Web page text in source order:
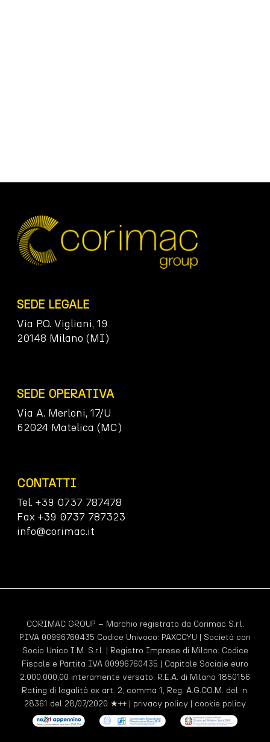
SEDE LEGALE
Via P.O. Vigliani, 19
20148 Milano (MI)
SEDE OPERATIVA
Via A. Merloni, 17/U
62024 Matelica (MC)
CONTATTI
Tel. +39 0737 787478
Fax +39 0737 787323
info@corimac.it
CORIMAC GROUP – Marchio registrato da Corimac S.r.l.
P.IVA 00996760435 Codice Univoco: PAXCCYU | Società con
Socio Unico I.M. S.r.l. | Registro Imprese di Milano: Codice
Fiscale e Partita IVA 00996760435 | Capitale Sociale euro
2.000.000,00 interamente versato. R.E.A. di Milano 1850156
Rating di legalità ex art. 2, comma 1, Reg. A.G.CO.M. del. n.
28361 del 28/07/2020 ★++ | privacy policy | cookie policy